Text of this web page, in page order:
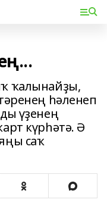
ҡалынайҙы,
һәленеп
үҙенең
күрһәтә. Ә
саҡ